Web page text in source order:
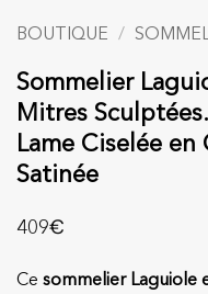
BOUTIQUE /
Sommelier
Mitres
Lame Ciselée
Satinée
409€
Ce sommelier Laguiole